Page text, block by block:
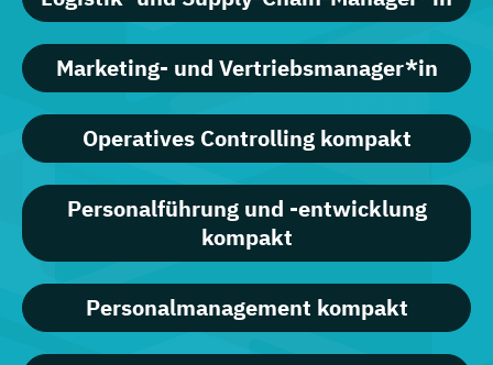
Marketing- und Vertriebsmanager*in
Operatives Controlling kompakt
Personalführung und -entwicklung
kompakt
Personalmanagement kompakt